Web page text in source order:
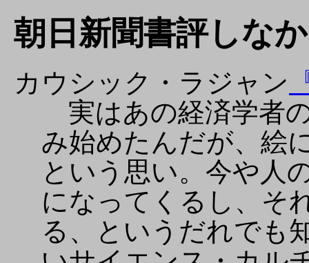
朝日新聞書評しな
カウシック・ラジャン
実はあの経済学者
み始めたんだが、絵
という思い。今や人
になってくるし、そ
る、というだれでも